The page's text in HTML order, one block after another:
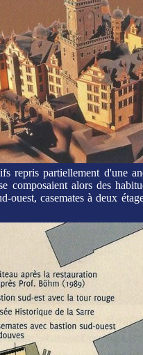
repris partiellement d'une
composaient alors des
ouest, casemates à deux